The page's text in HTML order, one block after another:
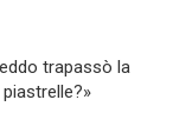
trapassò la